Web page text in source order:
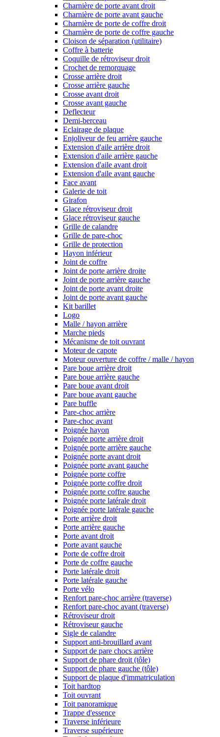
Charnière de porte avant droit
Charnière de porte avant gauche
Charnière de porte de coffre droit
Charnière de porte de coffre gauche
Cloison de séparation (utilitaire)
Coffre à batterie
Coquille de rétroviseur droit
Crochet de remorquage
Crosse arrière droit
Crosse arrière gauche
Crosse avant droit
Crosse avant gauche
Deflecteur
Demi-berceau
Eclairage de plaque
Enjoliveur de feu arrière gauche
Extension d'aile arrière droit
Extension d'aile arrière gauche
Extension d'aile avant droit
Extension d'aile avant gauche
Face avant
Galerie de toit
Girafon
Glace rétroviseur droit
Glace rétroviseur gauche
Grille de calandre
Grille de pare-choc
Grille de protection
Hayon inférieur
Joint de coffre
Joint de porte arrière droite
Joint de porte arrière gauche
Joint de porte avant droite
Joint de porte avant gauche
Kit barillet
Logo
Malle / hayon arrière
Marche pieds
Mécanisme de toit ouvrant
Moteur de capote
Moteur ouverture de coffre / malle / hayon
Pare boue arrière droit
Pare boue arrière gauche
Pare boue avant droit
Pare boue avant gauche
Pare buffle
Pare-choc arrière
Pare-choc avant
Poignée hayon
Poignée porte arrière droit
Poignée porte arrière gauche
Poignée porte avant droit
Poignée porte avant gauche
Poignée porte coffre
Poignée porte coffre droit
Poignée porte coffre gauche
Poignée porte latérale droit
Poignée porte latérale gauche
Porte arrière droit
Porte arrière gauche
Porte avant droit
Porte avant gauche
Porte de coffre droit
Porte de coffre gauche
Porte latérale droit
Porte latérale gauche
Porte vélo
Renfort pare-choc arrière (traverse)
Renfort pare-choc avant (traverse)
Rétroviseur droit
Rétroviseur gauche
Sigle de calandre
Support anti-brouillard avant
Support de pare chocs arrière
Support de phare droit (tôle)
Support de phare gauche (tôle)
Support de plaque d'immatriculation
Toit hardtop
Toit ouvrant
Toit panoramique
Trappe d'essence
Traverse inférieure
Traverse supérieure